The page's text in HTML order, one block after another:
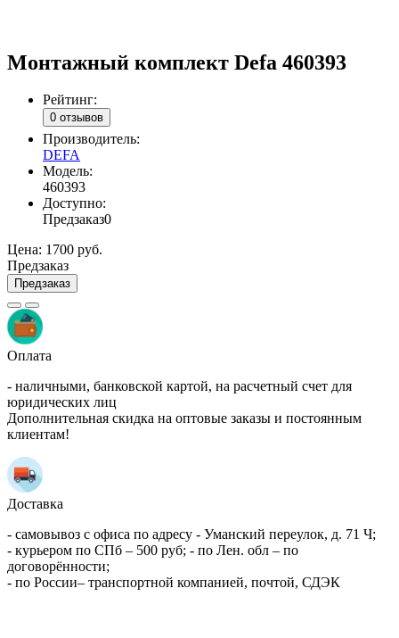
Монтажный комплект Defa 460393
Рейтинг:
0 отзывов
Производитель:
DEFA
Модель:
460393
Доступно:
Предзаказ0
Цена: 1700 руб.
Предзаказ
Предзаказ
Оплата
- наличными, банковской картой, на расчетный счет для
юридических лиц
Дополнительная скидка на оптовые заказы и постоянным
клиентам!
Доставка
- самовывоз с офиса по адресу - Уманский переулок, д. 71 Ч;
- курьером по СПб – 500 руб; - по Лен. обл – по
договорённости;
- по России– транспортной компанией, почтой, СДЭК